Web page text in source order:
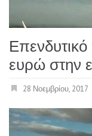
ευρώ στην
28 Νοεμβρίου, 2017